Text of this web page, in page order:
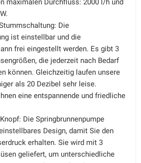
maximalen Durchfluss: 2000 l/h und
Die
ist einstellbar und die
frei eingestellt werden. Es gibt 3
die jederzeit nach Bedarf
können. Gleichzeitig laufen unsere
als 20 Dezibel sehr leise.
eine entspannende und friedliche
Die Springbrunnenpumpe
Design, damit Sie den
erhalten. Sie wird mit 3
geliefert, um unterschiedliche